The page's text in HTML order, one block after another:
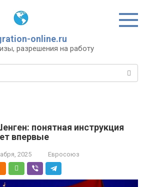
online.ru
разрешения на работу
понятная инструкция
впервые
2025 Евросоюз